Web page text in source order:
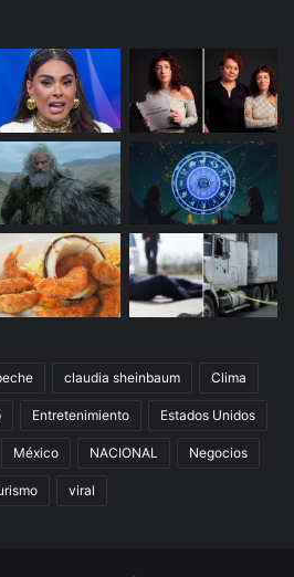
claudia sheinbaum Clima
Entretenimiento Estados Unidos
México NACIONAL Negocios
viral